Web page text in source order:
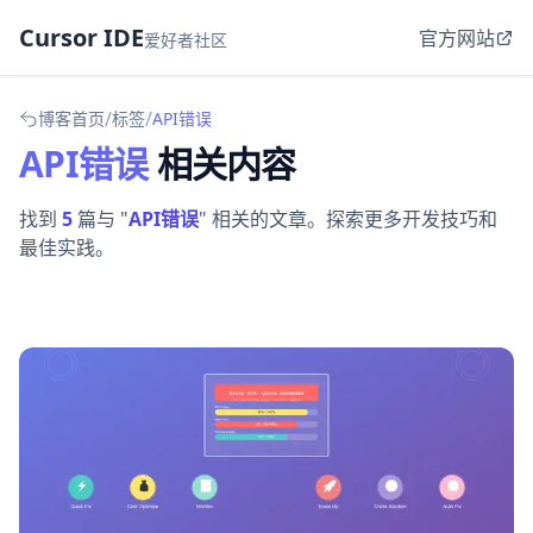
Cursor IDE爱好者社区 官方网站
博客首页/标签/API错误
API错误相关内容
找到 5篇与 "API错误" 相关的文章。探索更多开发技巧和
最佳实践。